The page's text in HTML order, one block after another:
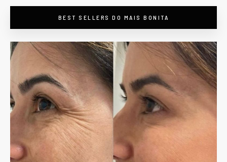
BEST SELLERS DO MAIS BONITA